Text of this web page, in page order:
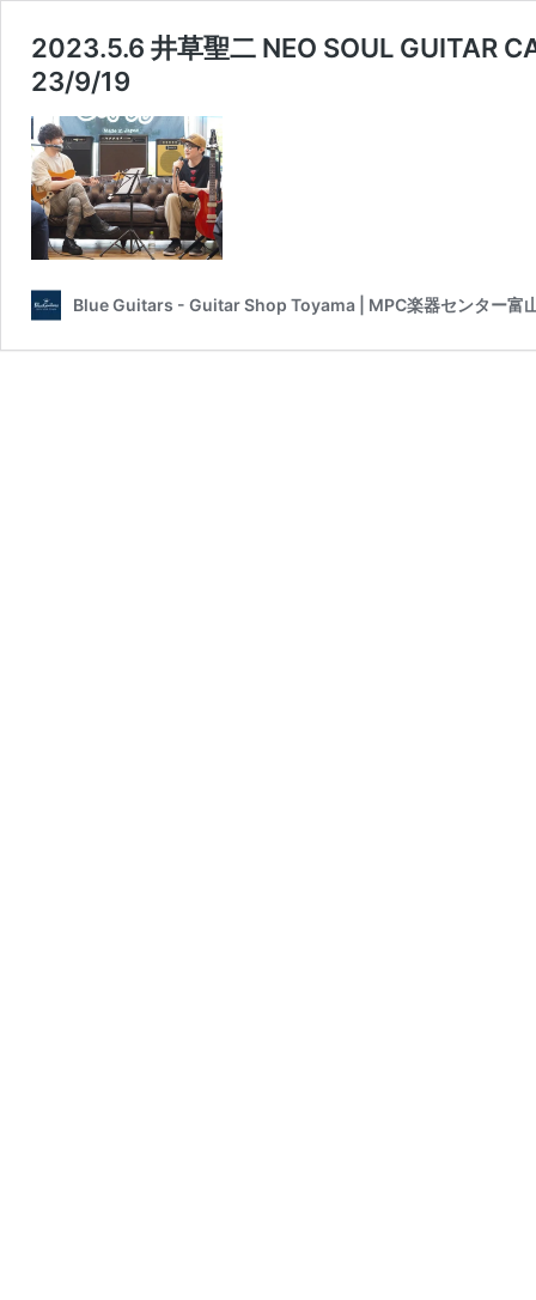
2023.5.6 井草聖二 NEO SOUL GUITAR
23/9/19
Blue Guitars - Guitar Shop Toyama | MPC楽器センター富